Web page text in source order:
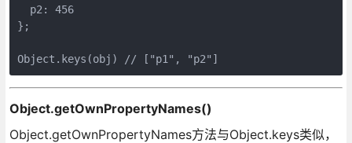
  p2: 456
};
Object.getOwnPropertyNames()
Object.getOwnPropertyNames方法与Object.keys类似，